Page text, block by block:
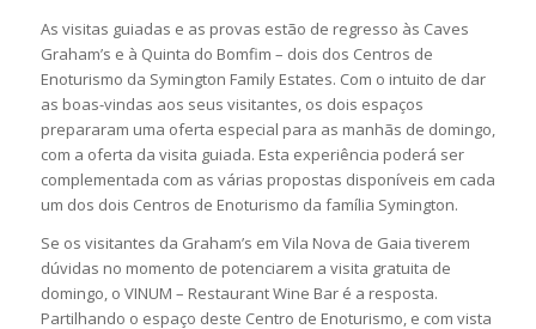
As visitas guiadas e as provas estão de regresso às Caves
Graham’s e à Quinta do Bomfim – dois dos Centros de
Enoturismo da Symington Family Estates. Com o intuito de dar
as boas-vindas aos seus visitantes, os dois espaços
prepararam uma oferta especial para as manhãs de domingo,
com a oferta da visita guiada. Esta experiência poderá ser
complementada com as várias propostas disponíveis em cada
um dos dois Centros de Enoturismo da família Symington.
Se os visitantes da Graham’s em Vila Nova de Gaia tiverem
dúvidas no momento de potenciarem a visita gratuita de
domingo, o VINUM – Restaurant Wine Bar é a resposta.
Partilhando o espaço deste Centro de Enoturismo, e com vista